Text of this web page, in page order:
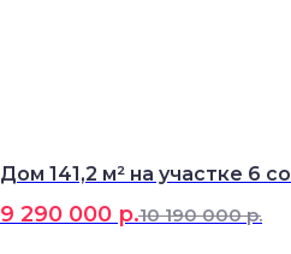
Дом 141,2 м² на участке 6
9 290 000 р.10 190 000 р.